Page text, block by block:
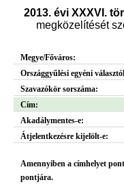
2013. évi XXXVI.
megközelítését
Megye/Főváros:
Országgyűlési egyéni
Szavazókör sorszáma:
Cím:
Akadálymentes-e:
Átjelentkezésre kijelölt-e:
Amennyiben a címhelyet
pontjára.